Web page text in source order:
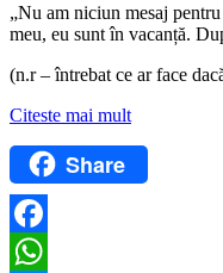
„Nu am niciun mesaj
meu, eu sunt în vacanță.
(n.r – întrebat ce ar face
Citeste mai mult
Share
Facebook